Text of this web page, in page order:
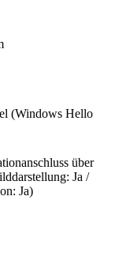
(Windows Hello
über
Ja /
Ja)